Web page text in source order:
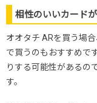
相性のいいカード
オオタチ ARを買う場
で買うのもおすすめで
りする可能性があるの
す。